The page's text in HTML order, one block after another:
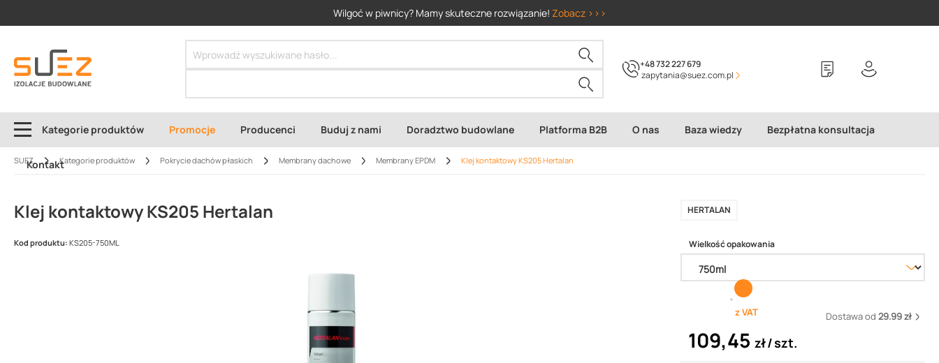
Wilgoć w piwnicy? Mamy skuteczne rozwiązanie! Zobacz >>>
+48 732 227 679
zapytania@suez.com.pl
Kategorie produktów Promocje Producenci Buduj z nami Doradztwo budowlane Platforma B2B O nas Baza wiedzy Bezpłatna konsultacja
Kontakt
SUEZ Kategorie produktów Pokrycie dachów płaskich Membrany dachowe Membrany EPDM Klej kontaktowy KS205 Hertalan
Klej kontaktowy KS205 Hertalan HERTALAN
Kod produktu: KS205-750ML Wielkość opakowania
z VAT Dostawa od 29.99 zł
109,45 zł szt.